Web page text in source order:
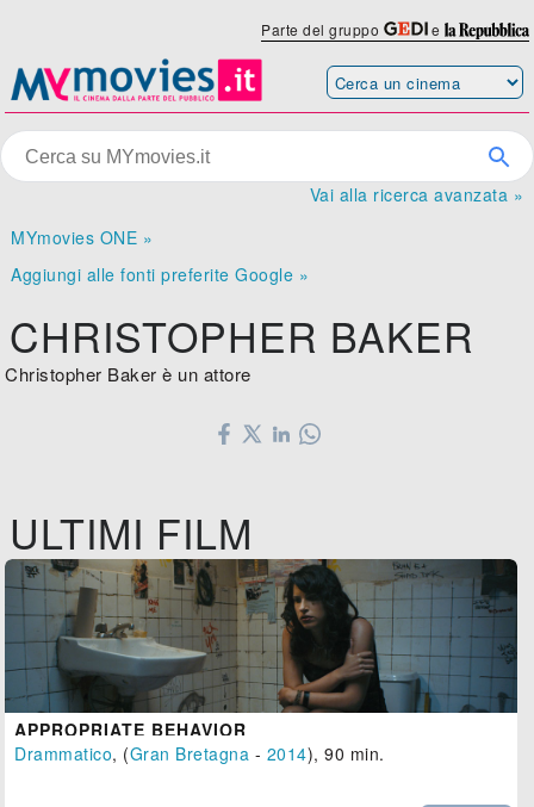
Parte del gruppo e
Vai alla ricerca avanzata »
MYmovies ONE »
Aggiungi alle fonti preferite Google »
CHRISTOPHER BAKER
Christopher Baker è un attore
ULTIMI FILM
APPROPRIATE BEHAVIOR
Drammatico, (Gran Bretagna - 2014), 90 min.